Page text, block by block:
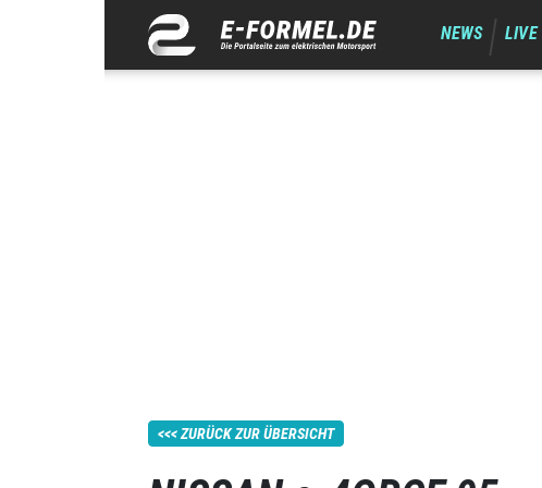
NEWS LIVE
ZURÜCK ZUR ÜBERSICHT